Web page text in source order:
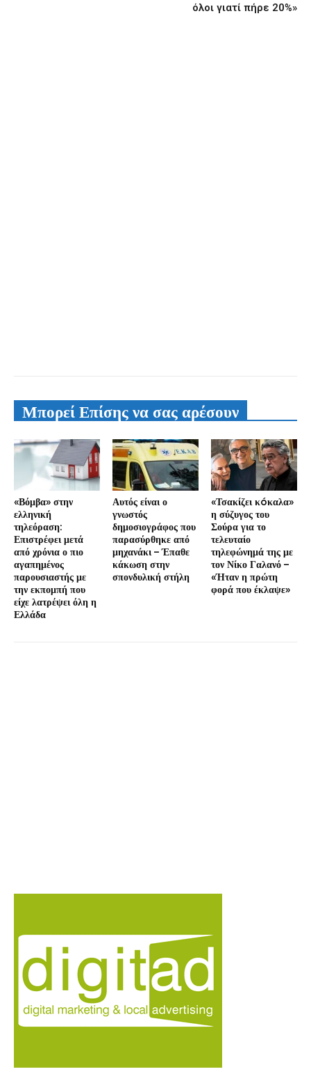
όλοι γιατί πήρε 20%»
Μπορεί Επίσης να σας αρέσουν
«Βόμβα» στην
ελληνική
τηλεόραση:
Επιστρέφει μετά
από χρόνια ο πιο
αγαπημένος
παρουσιαστής με
την εκπομπή που
είχε λατρέψει όλη η
Ελλάδα
Αυτός είναι ο
γνωστός
δημοσιογράφος που
παρασύρθηκε από
μηχανάκι – Έπαθε
κάκωση στην
σπονδυλική στήλη
«Τσακίζει κóκαλα»
η σύζυγος του
Σούρα για το
τελευταίο
τηλεφώνημά της με
τον Νίκο Γαλανό –
«Ήταν η πρώτη
φορά που έκλαψε»